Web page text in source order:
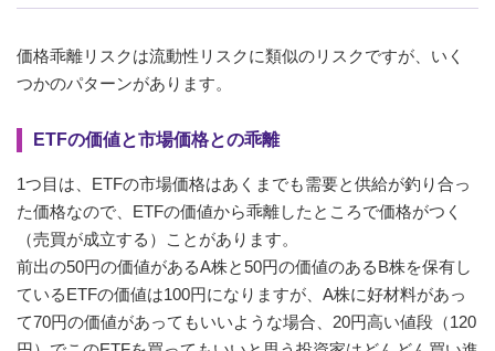
価格乖離リスクは流動性リスクに類似のリスクですが、いく
つかのパターンがあります。
ETFの価値と市場価格との乖離
1つ目は、ETFの市場価格はあくまでも需要と供給が釣り合っ
た価格なので、ETFの価値から乖離したところで価格がつく
（売買が成立する）ことがあります。
前出の50円の価値があるA株と50円の価値のあるB株を保有し
ているETFの価値は100円になりますが、A株に好材料があっ
て70円の価値があってもいいような場合、20円高い値段（120